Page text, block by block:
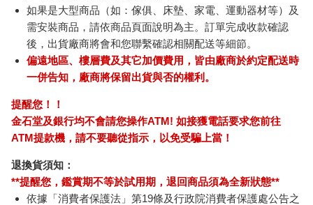
如果是大型商品（如：傢俱、床墊、家電、運動器材等）及
需安裝商品，請依商品頁面說明為主。訂單完成收款確認
後，出貨廠商將會和您聯繫確認相關配送等細節。
偏遠地區、樓層費及其它加價費用，皆由廠商於約定配送時
一併告知，廠商將保留出貨與否的權利。
提醒您！！
金石堂及銀行均不會請您操作ATM! 如接獲電話要求您前往
ATM提款機，請不要聽從指示，以免受騙上當！
退換貨須知：
**提醒您，鑑賞期不等於試用期，退回商品須為全新狀態**
依據「消費者保護法」第19條及行政院消費者保護處公告之